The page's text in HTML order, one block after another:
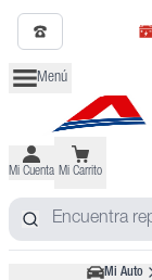
Menú
Mi Cuenta Mi Carrito
Mi Auto